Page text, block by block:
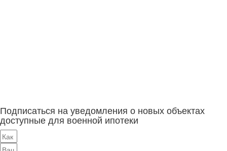
Подписаться на уведомления о новых объектах
доступные для военной ипотеки